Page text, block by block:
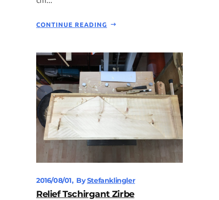
CONTINUE READING
2016/08/01 ByStefanklingler
Relief Tschirgant Zirbe